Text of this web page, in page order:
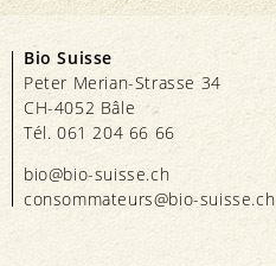
Bio Suisse
Peter Merian-Strasse 34
CH-4052 Bâle
Tél. 061 204 66 66
bio@bio-suisse.ch
consommateurs@bio-suisse.ch